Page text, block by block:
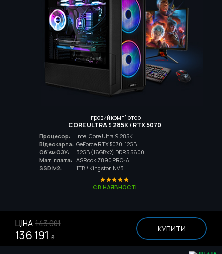
Ігровий комп'ютер
CORE ULTRA 9 285K / RTX 5070
Процесор:
Intel Core Ultra 9 285K
Відеокарта: GeForce RTX 5070, 12GB
Об'єм ОЗУ:
32GB (16GBx2) DDR5 5600
Мат. плата:
ASRock Z890 PRO-A
SSD M2:
1TB / Kingston NV3
Є В НАЯВНОСТІ
ЦІНА 143 001
136 191 ₴
КУПИТИ